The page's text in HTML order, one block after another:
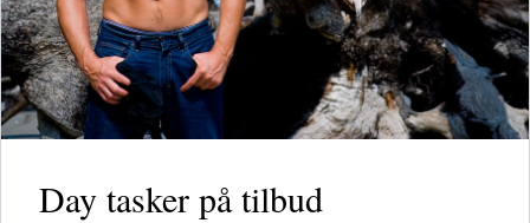
Day tasker på tilbud